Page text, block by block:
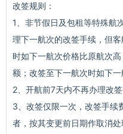
改签规则：
1、非节假日及包租等特殊航
理下一航次的改签手续，但
时如下一航次价格比原航次
额；改签至下一航次时如下
2、开航前7天内不再办理改签
3、改签仅限一次，改签手续
者，按其变更前日期作取消处